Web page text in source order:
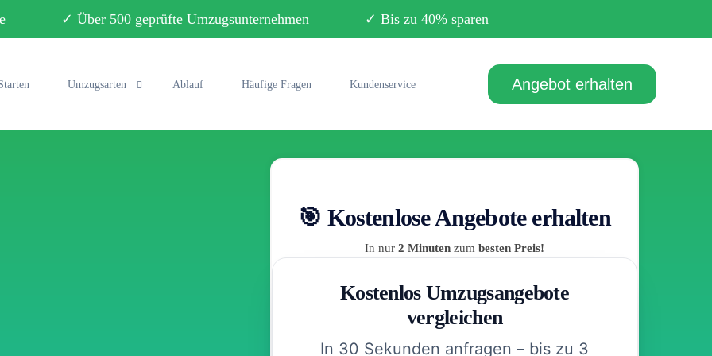
✓ Über 500 geprüfte Umzugsunternehmen ✓ Bis zu 40% sparen
Umzugsarten Ablauf Häufige Fragen Kundenservice Angebot erhalten
🎯 Kostenlose Angebote erhalten
In nur 2 Minuten zum besten Preis!
Kostenlos Umzugsangebote
vergleichen
In 30 Sekunden anfragen – bis zu 3